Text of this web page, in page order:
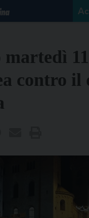
martedì 11
contro il